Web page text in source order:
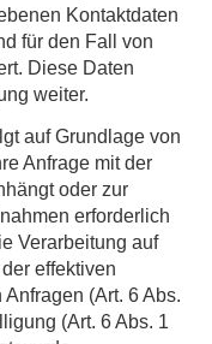
Kontaktdaten
für den Fall von
Diese Daten
weiter.
auf Grundlage von
Anfrage mit der
oder zur
erforderlich
Verarbeitung auf
effektiven
(Art. 6 Abs.
(Art. 6 Abs. 1